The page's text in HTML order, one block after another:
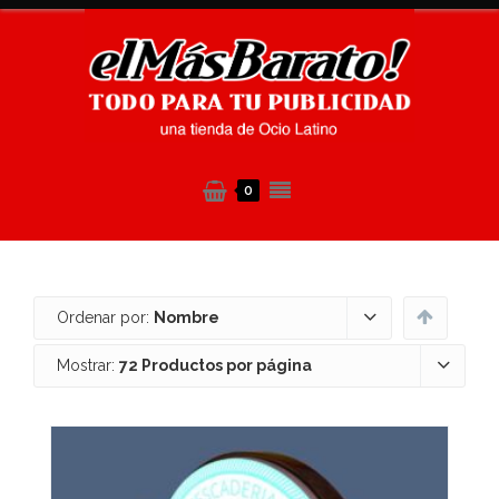
0
Ordenar por: Nombre
Mostrar: 72 Productos por página